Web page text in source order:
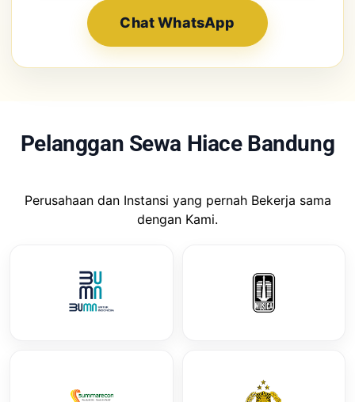
Chat WhatsApp
Pelanggan Sewa Hiace Bandung
Perusahaan dan Instansi yang pernah Bekerja sama
dengan Kami.